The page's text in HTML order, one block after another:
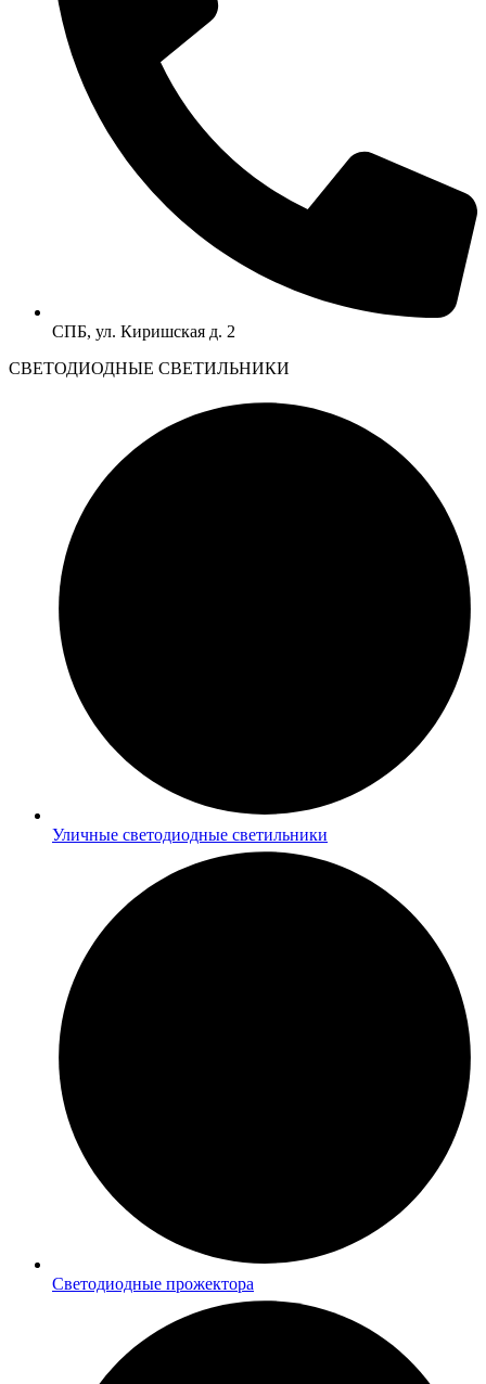
СПБ, ул. Киришская д. 2
CВЕТОДИОДНЫЕ СВЕТИЛЬНИКИ
Уличные светодиодные светильники
Светодиодные прожектора